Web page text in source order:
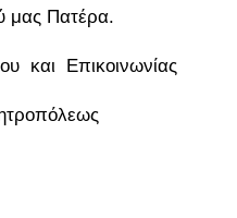
μας Πατέρα.
και Επικοινωνίας